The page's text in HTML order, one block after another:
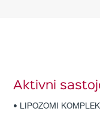
Aktivni
• LIPOZOMI